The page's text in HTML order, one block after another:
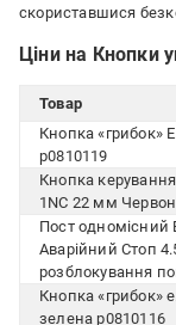
скориставшися
Ціни на Кнопки
Товар
Кнопка «грибок»
p0810119
Кнопка
1NC 22 мм
Пост одномісний
Аварійний Стоп
розблокування
Кнопка «грибок»
зелена p0810116